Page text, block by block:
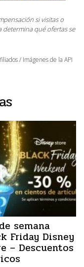
si visitas o
determina qué ofertas se
/ Imágenes de la API
semana
Friday Disney
– Descuentos